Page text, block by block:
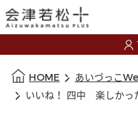
HOME あいづっこ
いいね！ 四中 楽しかっ